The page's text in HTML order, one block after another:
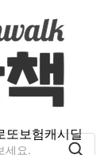
또보험캐시딜